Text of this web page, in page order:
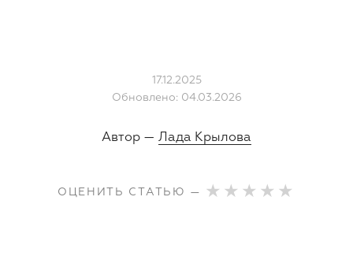
17.12.2025
Обновлено: 04.03.2026
Автор — Лада Крылова
ОЦЕНИТЬ СТАТЬЮ —